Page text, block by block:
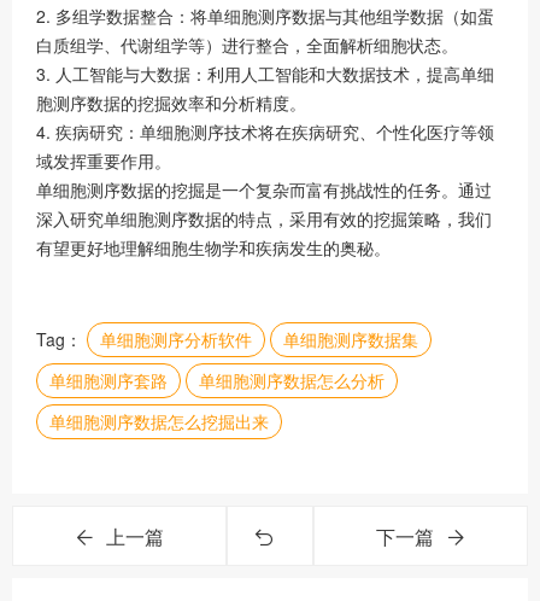
2. 多组学数据整合：将单细胞测序数据与其他组学数据（如蛋
白质组学、代谢组学等）进行整合，全面解析细胞状态。
3. 人工智能与大数据：利用人工智能和大数据技术，提高单细
胞测序数据的挖掘效率和分析精度。
4. 疾病研究：单细胞测序技术将在疾病研究、个性化医疗等领
域发挥重要作用。
单细胞测序数据的挖掘是一个复杂而富有挑战性的任务。通过
深入研究单细胞测序数据的特点，采用有效的挖掘策略，我们
有望更好地理解细胞生物学和疾病发生的奥秘。
Tag： 单细胞测序分析软件
单细胞测序数据集
单细胞测序套路
单细胞测序数据怎么分析
单细胞测序数据怎么挖掘出来
上一篇 下一篇